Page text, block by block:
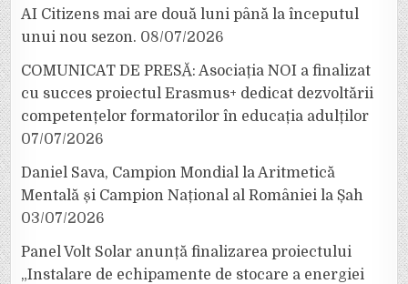
AI Citizens mai are două luni până la începutul
unui nou sezon. 08/07/2026
COMUNICAT DE PRESĂ: Asociația NOI a finalizat
cu succes proiectul Erasmus+ dedicat dezvoltării
competențelor formatorilor în educația adulților
07/07/2026
Daniel Sava, Campion Mondial la Aritmetică
Mentală și Campion Național al României la Șah
03/07/2026
Panel Volt Solar anunță finalizarea proiectului
„Instalare de echipamente de stocare a energiei